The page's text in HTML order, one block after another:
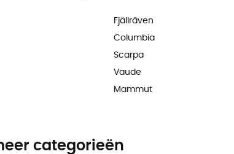
Fjällräven
Columbia
Scarpa
Vaude
Mammut
categorieën